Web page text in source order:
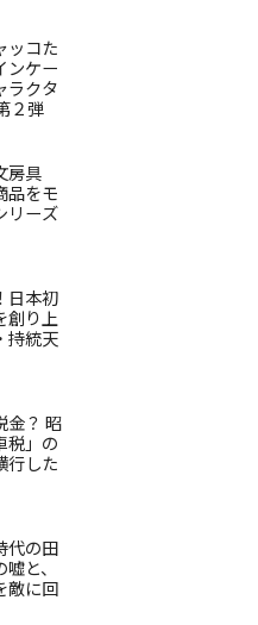
ッコた
ンケー
ラクタ
２弾
房具
品をモ
リーズ
日本初
創り上
持統天
金？ 昭
税」の
行した
代の田
と、
敵に回